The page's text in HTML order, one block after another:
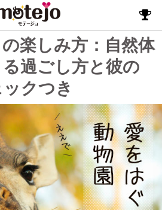
楽しみ方：自然体
過ごし方と彼の
クつき